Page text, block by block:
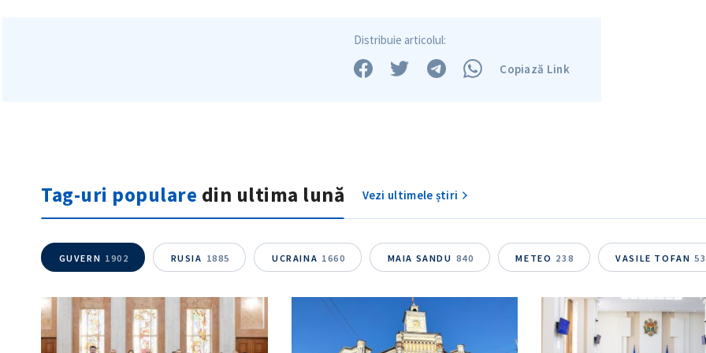
Distribuie articolul:
Copiază Link
Tag-uri populare din ultima lună Vezi ultimele știri
GUVERN 1902 RUSIA 1885 UCRAINA 1660 MAIA SANDU 840 METEO 238 VASILE TOFAN 53